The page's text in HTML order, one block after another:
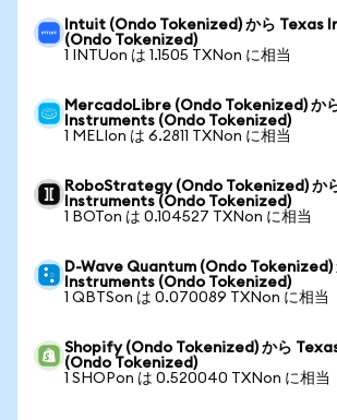
Intuit (Ondo Tokenized) から Texas
(Ondo Tokenized)
1 INTUon は 1.1505 TXNon に相当
MercadoLibre (Ondo Tokenized) か
Instruments (Ondo Tokenized)
1 MELIon は 6.2811 TXNon に相当
RoboStrategy (Ondo Tokenized) か
Instruments (Ondo Tokenized)
1 BOTon は 0.104527 TXNon に相当
D-Wave Quantum (Ondo Tokenized)
Instruments (Ondo Tokenized)
1 QBTSon は 0.070089 TXNon に相当
Shopify (Ondo Tokenized) から
(Ondo Tokenized)
1 SHOPon は 0.520040 TXNon に相当